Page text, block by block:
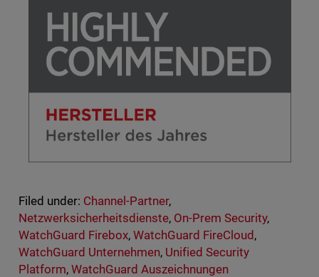
Filed under: Channel-Partner,
Netzwerksicherheitsdienste, On-Prem Security,
WatchGuard Firebox, WatchGuard FireCloud,
WatchGuard Unternehmen, Unified Security
Platform, WatchGuard Auszeichnungen